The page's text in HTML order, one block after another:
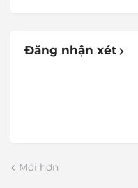
Đăng nhận xét
Mới hơn